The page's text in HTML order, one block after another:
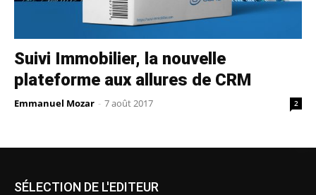
Suivi Immobilier, la nouvelle
plateforme aux allures de CRM
Emmanuel Mozar - 7 août 2017 2
SÉLECTION DE L'EDITEUR